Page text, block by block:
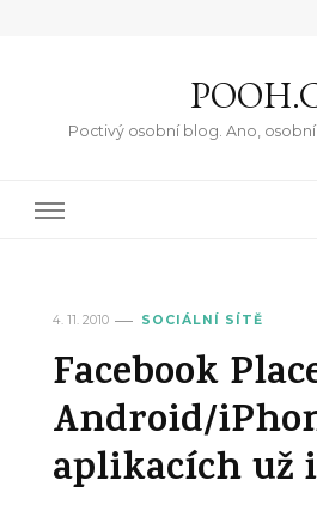
Poctivý osobní blog. Ano,
4. 11. 2010 SOCIÁLNÍ SÍTĚ
Facebook
Android/
aplikacích už